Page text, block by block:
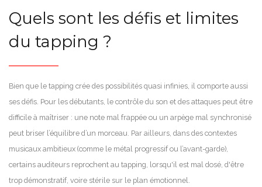
Quels sont les défis et limites
du tapping ?
Bien que le tapping crée des possibilités quasi infinies, il comporte aussi
ses défis. Pour les débutants, le contrôle du son et des attaques peut être
difficile à maîtriser : une note mal frappée ou un arpège mal synchronisé
peut briser l’équilibre d’un morceau. Par ailleurs, dans des contextes
musicaux ambitieux (comme le métal progressif ou l’avant-garde),
certains auditeurs reprochent au tapping, lorsqu'il est mal dosé, d'être
trop démonstratif, voire stérile sur le plan émotionnel.